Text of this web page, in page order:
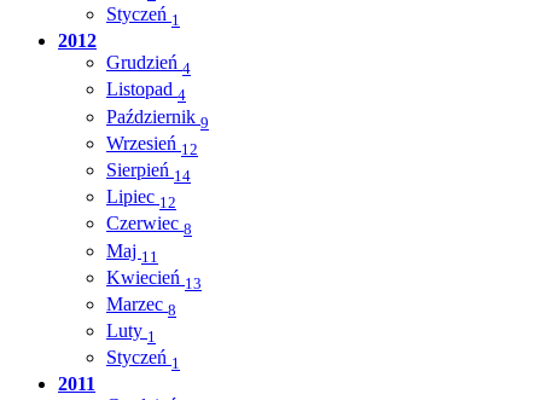
Styczeń 1
2012
Grudzień 4
Listopad 4
Październik 9
Wrzesień 12
Sierpień 14
Lipiec 12
Czerwiec 8
Maj 11
Kwiecień 13
Marzec 8
Luty 1
Styczeń 1
2011